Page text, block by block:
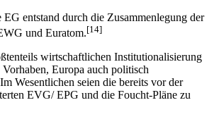
entstand durch die Zusammenlegung der
und Euratom.[14]
wirtschaftlichen Institutionalisierung
Europa auch politisch
Wesentlichen seien die bereits vor der
EVG/ EPG und die Foucht-Pläne zu